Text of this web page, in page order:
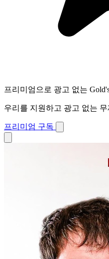
프리미엄으로 광고 없는
우리를 지원하고 광고 없는
프리미엄 구독